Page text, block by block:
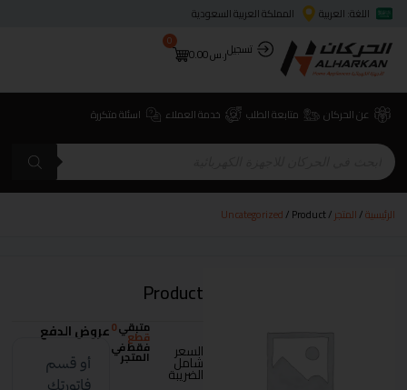
اللغة: العربية
المملكة العربية السعودية
تسجيلر.س0.00
0
عن الحركان متابعة الطلب خدمة العملاء اسئلة متكررة
الرئيسية/المتجر/
Uncategorized/ Product
Product
السعر
شامل
الضريبة
متبقي0
قطع
فقط في
المتجر
عروض الدفع